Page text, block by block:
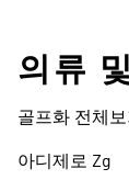
의류
골프화 전체보
아디제로 Zg